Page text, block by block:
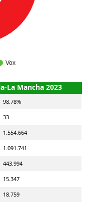
Vox
La Mancha 2023
98,78%
33
1.554.664
1.091.741
443.994
15.347
18.759